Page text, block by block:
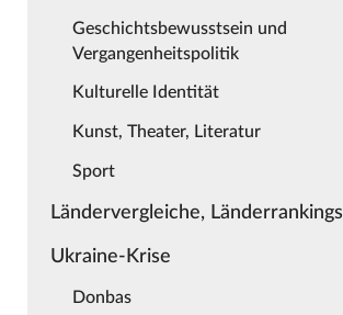
Geschichtsbewusstsein und
Vergangenheitspolitik
Kulturelle Identität
Kunst, Theater, Literatur
Sport
Ländervergleiche, Länderrankings
Ukraine-Krise
Donbas